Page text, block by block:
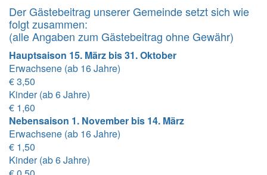
Der Gästebeitrag unserer Gemeinde setzt sich wie
folgt zusammen:
(alle Angaben zum Gästebeitrag ohne Gewähr)
Hauptsaison 15. März bis 31. Oktober
Erwachsene (ab 16 Jahre)
€ 3,50
Kinder (ab 6 Jahre)
€ 1,60
Nebensaison 1. November bis 14. März
Erwachsene (ab 16 Jahre)
€ 1,50
Kinder (ab 6 Jahre)